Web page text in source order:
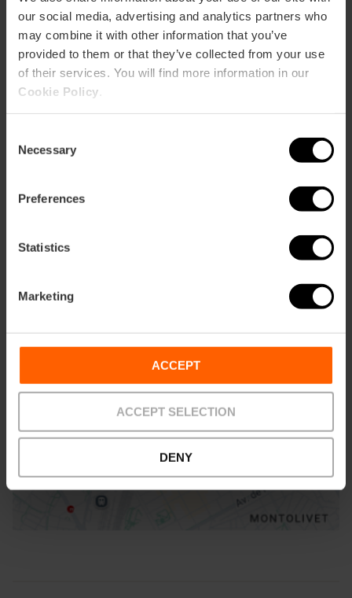
our social media, advertising and analytics partners who
may combine it with other information that you’ve
provided to them or that they’ve collected from your use
of their services. You will find more information in our
Cookie Policy
Selection
Necessary
Preferences
Statistics
Marketing
ACCEPT
ACCEPT SELECTION
DENY
L3,L5,L9
Bus
6,7,8, 9,10,11,15, 19,28,32,35,40,62,67,70,71, 72,73,81
Guarda la mappa